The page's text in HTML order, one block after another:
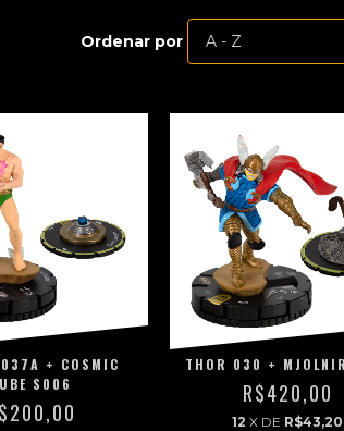
Ordenar por
+ COSMIC
S006
THOR 030 +
R$420,00
12 X DE R$43,20